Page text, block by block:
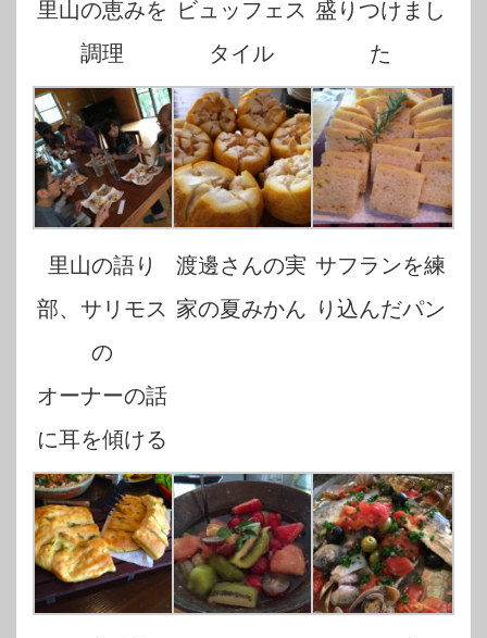
里山の恵みを
調理
ビュッフェス
タイル
盛りつけまし
た
里山の語り
部、サリモス
の
オーナーの話
に耳を傾ける
渡邊さんの実
家の夏みかん
サフランを練
り込んだパン